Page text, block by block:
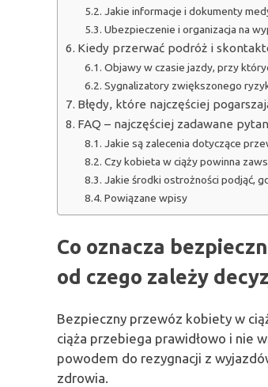
Jakie informacje i dokumenty
Ubezpieczenie i organizacja na
Kiedy przerwać podróż i
Objawy w czasie jazdy, przy
Sygnalizatory zwiększonego
Błędy, które najczęściej
FAQ – najczęściej zadawane
Jakie są zalecenia dotyczące
Czy kobieta w ciąży powinna
Jakie środki ostrożności podjąć,
Powiązane wpisy
Co oznacza
od czego zależy
Bezpieczny przewóz kobiety w
ciąża przebiega prawidłowo i nie
powodem do rezygnacji z
zdrowia.